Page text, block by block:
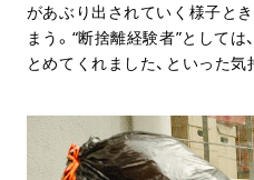
があぶり出されていく様子と
まう。“断捨離経験者”として
とめてくれました、といった気